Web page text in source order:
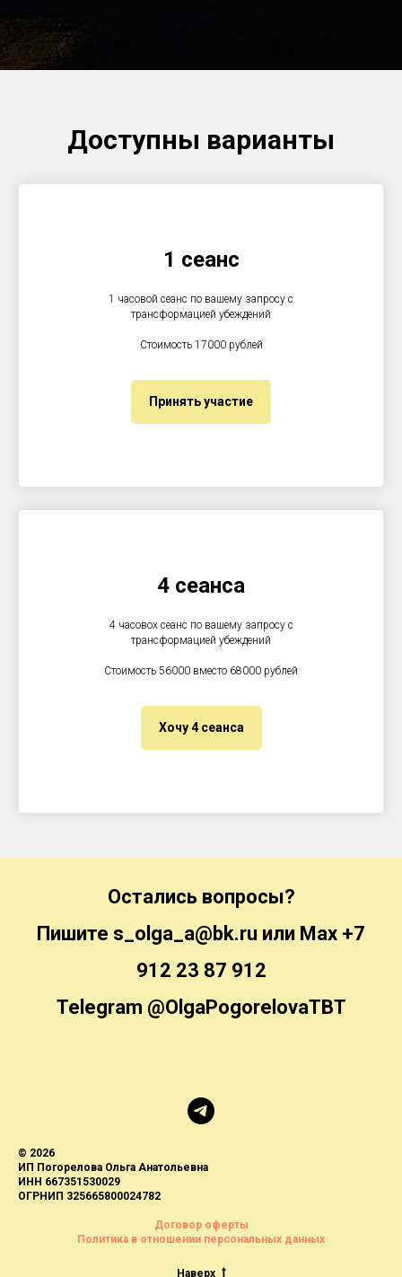
Доступны варианты
1 сеанс
1 часовой сеанс по вашему запросу с
трансформацией убеждений
Стоимость 17000 рублей
Принять участие
4 сеанса
4 часовох сеанс по вашему запросу с
трансформацией убеждений
Стоимость 56000 вместо 68000 рублей
Хочу 4 сеанса
Остались вопросы?
Пишите s_olga_a@bk.ru или Max +7
912 23 87 912
Telegram @OlgaPogorelovaTBT
© 2026
ИП Погорелова Ольга Анатольевна
ИНН 667351530029
ОГРНИП 325665800024782
Договор оферты
Политика в отношении персональных данных
Наверх